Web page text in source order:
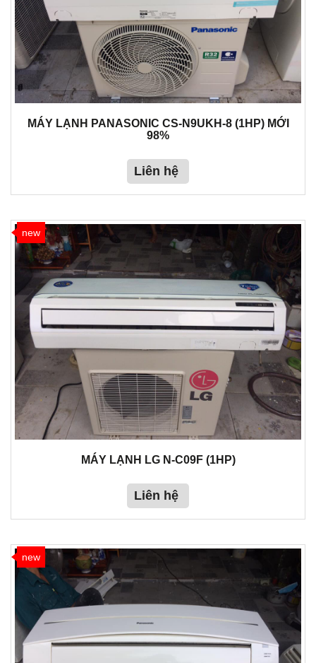
MÁY LẠNH PANASONIC CS-N9UKH-8 (1HP) MỚI
98%
Liên hệ
new
MÁY LẠNH LG N-C09F (1HP)
Liên hệ
new